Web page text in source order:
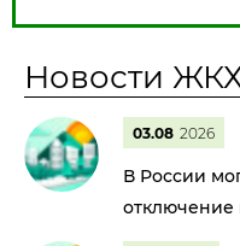
Новости
03.08 2026
В России
отключение